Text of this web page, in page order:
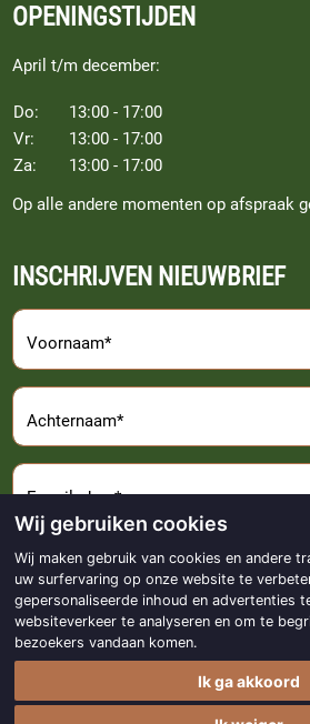
Wij gebruiken cookies
Wij maken gebruik van cookies en andere
uw surfervaring op onze website te
gepersonaliseerde inhoud en advertenties
websiteverkeer te analyseren en om te
bezoekers vandaan komen.
Ik ga akkoord
OPENINGSTIJDEN
April t/m december:
Do:
13:00 - 17:00
Vr:
13:00 - 17:00
Za:
13:00 - 17:00
Op alle andere momenten op afspraak
INSCHRIJVEN NIEUWBRIEF
Voornaam*
Achternaam*
E-mailadres*
Aanmelden
BO. Be Original